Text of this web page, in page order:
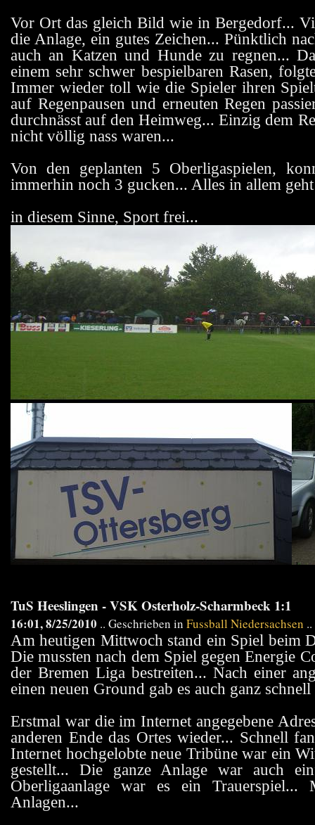
Vor Ort das gleich Bild wie in Bergedorf...
die Anlage, ein gutes Zeichen... Pünktlich
auch an Katzen und Hunde zu regnen...
einem sehr schwer bespielbaren Rasen,
Immer wieder toll wie die Spieler ihren
auf Regenpausen und erneuten Regen
durchnässt auf den Heimweg... Einzig dem
nicht völlig nass waren...
Von den geplanten 5 Oberligaspielen,
immerhin noch 3 gucken... Alles in allem
in diesem Sinne, Sport frei...
TuS Heeslingen - VSK Osterholz-Scharmbeck 1:1
16:01, 8/25/2010 .. Geschrieben in Fussball Niedersachsen ..
Am heutigen Mittwoch stand ein Spiel beim
Die mussten nach dem Spiel gegen Energie
der Bremen Liga bestreiten... Nach einer
einen neuen Ground gab es auch ganz
Erstmal war die im Internet angegebene
anderen Ende das Ortes wieder... Schnell
Internet hochgelobte neue Tribüne war ein
gestellt... Die ganze Anlage war auch
Oberligaanlage war es ein Trauerspiel...
Anlagen...